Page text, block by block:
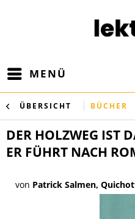
MENÜ
ÜBERSICHT BÜCHER
DER HOLZWEG IST
ER FÜHRT NACH
von Patrick Salmen,